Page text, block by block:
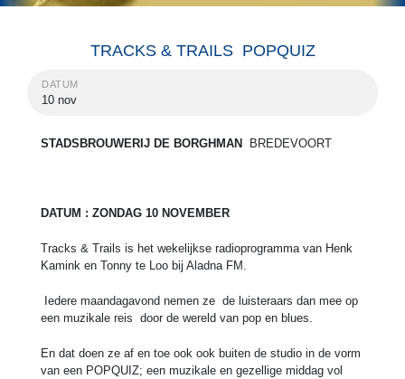
TRACKS & TRAILS POPQUIZ
DATUM
10 nov
STADSBROUWERIJ DE BORGHMAN BREDEVOORT
DATUM : ZONDAG 10 NOVEMBER
Tracks & Trails is het wekelijkse radioprogramma van Henk
Kamink en Tonny te Loo bij Aladna FM.
Iedere maandagavond nemen ze de luisteraars dan mee op
een muzikale reis door de wereld van pop en blues.
En dat doen ze af en toe ook ook buiten de studio in de vorm
van een POPQUIZ; een muzikale en gezellige middag vol